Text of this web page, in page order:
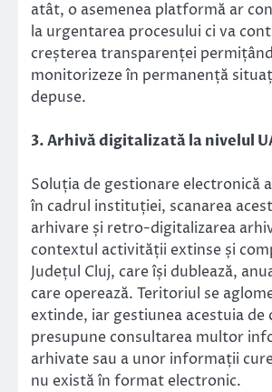
atât, o asemenea platformă ar
la urgentarea procesului ci va
creșterea transparenței
monitorizeze în permanență
depuse.
3. Arhivă digitalizată la nivelul
Soluția de gestionare electronică
în cadrul instituției, scanarea
arhivare și retro-digitalizarea
contextul activității extinse și
Județul Cluj, care își dublează,
care operează. Teritoriul se
extinde, iar gestiunea acestuia
presupune consultarea multor
arhivate sau a unor informații
nu există în format electronic.